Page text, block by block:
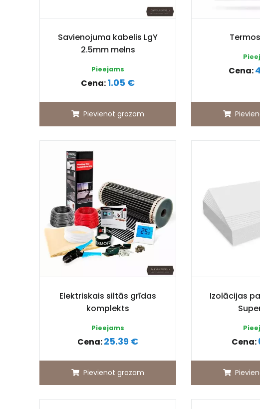
Savienojuma kabelis LgY
2.5mm melns
Pieejams
Cena:1.05 €
Pievienot grozam
Cena:
Elektriskais siltās grīdas
komplekts
Pieejams
Cena:25.39 €
Pievienot grozam
Izolācijas
Cena: